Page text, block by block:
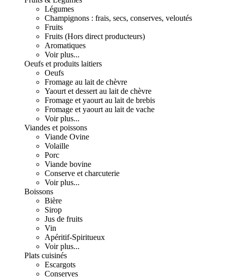
Légumes
Champignons : frais, secs, conserves, veloutés
Fruits
Fruits (Hors direct producteurs)
Aromatiques
Voir plus...
Oeufs et produits laitiers
Oeufs
Fromage au lait de chèvre
Yaourt et dessert au lait de chèvre
Fromage et yaourt au lait de brebis
Fromage et yaourt au lait de vache
Voir plus...
Viandes et poissons
Viande Ovine
Volaille
Porc
Viande bovine
Conserve et charcuterie
Voir plus...
Boissons
Bière
Sirop
Jus de fruits
Vin
Apéritif-Spiritueux
Voir plus...
Plats cuisinés
Escargots
Conserves